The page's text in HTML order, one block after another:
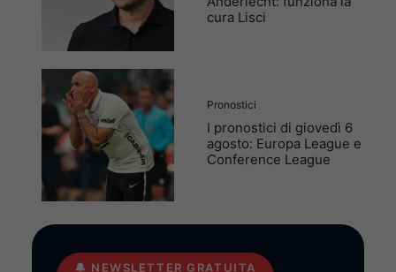
cura Lisci
Pronostici
I pronostici di giovedì 6
agosto: Europa League e
Conference League
🔔 NEWSLETTER GRATUITA